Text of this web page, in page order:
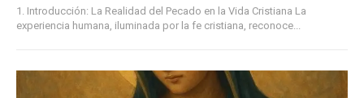
1. Introducción: La Realidad del Pecado en la Vida Cristiana La
experiencia humana, iluminada por la fe cristiana, reconoce...